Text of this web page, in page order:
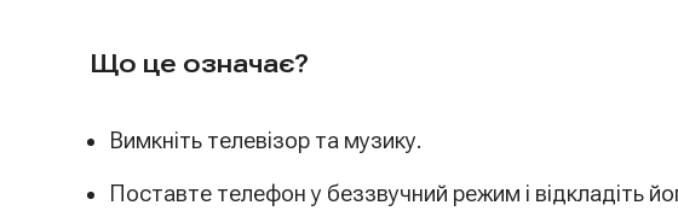
Що це означає?
Вимкніть телевізор та музику.
Поставте телефон у беззвучний режим і відкладіть